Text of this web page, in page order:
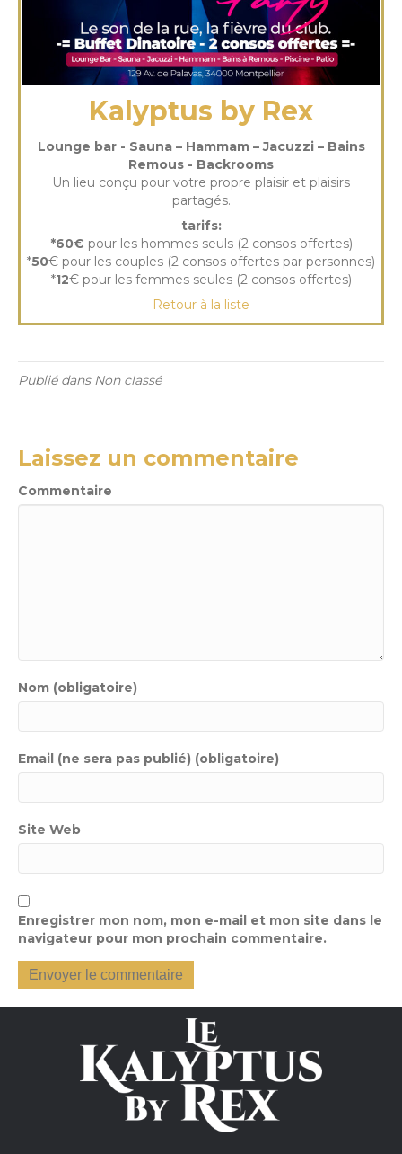
Kalyptus by Rex
Lounge bar - Sauna – Hammam – Jacuzzi – Bains
Remous - Backrooms
Un lieu conçu pour votre propre plaisir et plaisirs
partagés.
tarifs:
*60€ pour les hommes seuls (2 consos offertes)
*50€ pour les couples (2 consos offertes par personnes)
*12€ pour les femmes seules (2 consos offertes)
Retour à la liste
Publié dans Non classé
Laissez un commentaire
Commentaire
Nom (obligatoire)
Email (ne sera pas publié) (obligatoire)
Site Web
Enregistrer mon nom, mon e-mail et mon site dans le
navigateur pour mon prochain commentaire.